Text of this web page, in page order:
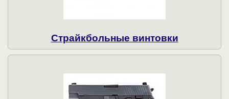
Страйкбольные винтовки